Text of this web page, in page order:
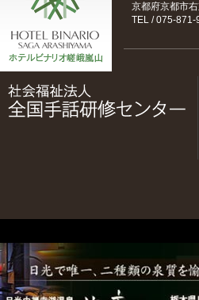
京都府京都市
TEL / 075-